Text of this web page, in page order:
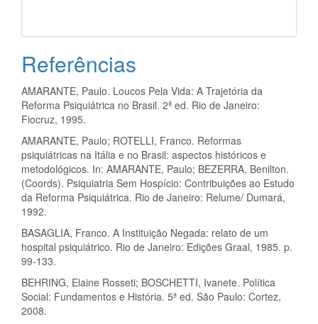
Referências
AMARANTE, Paulo. Loucos Pela Vida: A Trajetória da
Reforma Psiquiátrica no Brasil. 2ª ed. Rio de Janeiro:
Fiocruz, 1995.
AMARANTE, Paulo; ROTELLI, Franco. Reformas
psiquiátricas na Itália e no Brasil: aspectos históricos e
metodológicos. In: AMARANTE, Paulo; BEZERRA, Benilton.
(Coords). Psiquiatria Sem Hospício: Contribuições ao Estudo
da Reforma Psiquiátrica. Rio de Janeiro: Relume/ Dumará,
1992.
BASAGLIA, Franco. A Instituição Negada: relato de um
hospital psiquiátrico. Rio de Janeiro: Edições Graal, 1985. p.
99-133.
BEHRING, Elaine Rosseti; BOSCHETTI, Ivanete. Política
Social: Fundamentos e História. 5ª ed. São Paulo: Cortez,
2008.